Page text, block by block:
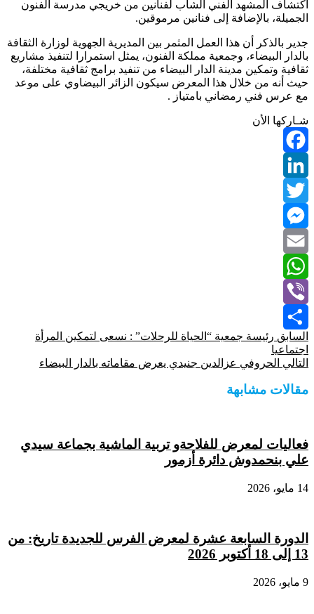
اكتشاف المشهد الفني الشاب لفنانين من خريجي مدرسة الفنون
الجميلة، بالإضافة إلى فنانين مرموقين.
جدير بالذكر أن هذا العمل المثمر بين المديرية الجهوية لوزارة الثقافة
بالدار البيضاء، وجمعية مملكة الفنون، يمثل استمرارا لتنفيذ مشاريع
ثقافية وتمكين مدينة الدار البيضاء من تنفيد برامج ثقافية مختلفة،
حيث أنه من خلال هذا المعرض سيكون الزائر البيضاوي على موعد
مع عرس فني رمضاني بامتياز .
شـاركها الأن
Facebook
LinkedIn
Twitter
Messenger
Email
WhatsApp
Viber
Share
السابق رئيسة جمعية “الحياة للرحلات” : نسعى لتمكين المرأة
اجتماعيا
التالي الحروفي عزالدين جنيدي يعرض مقاماته بالدار البيضاء
مقالات مشابهة
فعاليات لمعرض للفلاحةو تربية الماشية بجماعة سيدي
علي بنحمدوش دائرة أزمور
14 مايو، 2026
الدورة السابعة عشرة لمعرض الفرس للجديدة تاريخ: من
13 إلى 18 أكتوبر 2026
9 مايو، 2026